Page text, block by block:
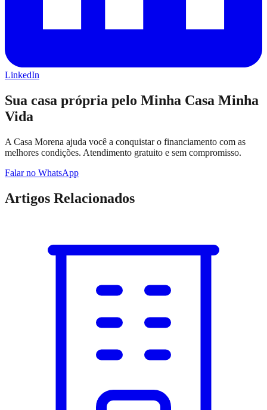
LinkedIn
Sua casa própria pelo Minha Casa Minha
Vida
A Casa Morena ajuda você a conquistar o financiamento com as
melhores condições. Atendimento gratuito e sem compromisso.
Falar no WhatsApp
Artigos Relacionados